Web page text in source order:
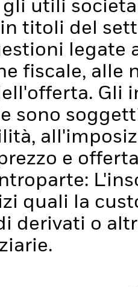
gli utili
titoli del
legate
fiscale, alle
Gli
sono
e
quali la
derivati o